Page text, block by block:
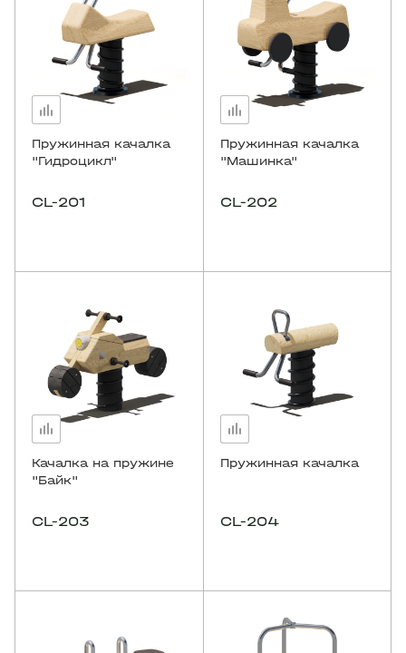
Пружинная качалка
"Гидроцикл"
CL-201
Пружинная качалка
"Машинка"
CL-202
Качалка на пружине
"Байк"
CL-203
Пружинная качалка
CL-204